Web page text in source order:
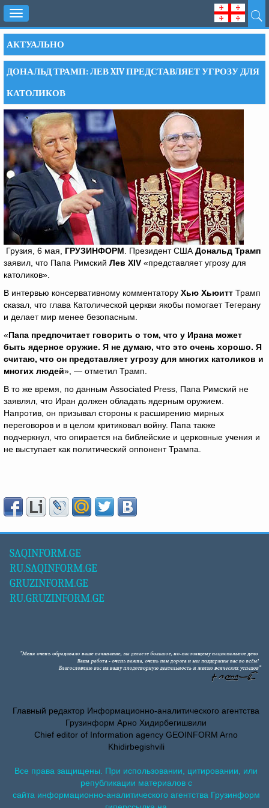
Toggle
navigation
АКТУАЛЬНО
ДОНАЛЬД ТРАМП: ЛЕВ XIV ПРЕДСТАВЛЯЕТ УГРОЗУ ДЛЯ
КАТОЛИКОВ
Грузия, 6 мая, ГРУЗИНФОРМ . Президент США Дональд Трамп
заявил, что Папа Римский Лев XIV «представляет угрозу для
католиков».
В интервью консервативному комментатору Хью Хьюитт Трамп
сказал, что глава Католической церкви якобы помогает Тегерану
и делает мир менее безопасным.
«Папа предпочитает говорить о том, что у Ирана может
быть ядерное оружие. Я не думаю, что это очень хорошо. Я
считаю, что он представляет угрозу для многих католиков и
многих людей», — отметил Трамп.
В то же время, по данным Associated Press, Папа Римский не
заявлял, что Иран должен обладать ядерным оружием.
Напротив, он призывал стороны к расширению мирных
переговоров и в целом критиковал войну. Папа также
подчеркнул, что опирается на библейские и церковные учения и
не выступает как политический оппонент Трампа.
SAQINFORM.GE
RU.SAQINFORM.GE
GRUZINFORM.GE
RU.GRUZINFORM.GE
Главный редактор Информационно-аналитического агентства
Грузинформ Арно Хидирбегишвили
Chief editor of Information agency GEOINFORM Arno
Khidirbegishvili
Все права защищены. При использовании, цитировании, или
републикации материалов с
сайта информационно-аналитического агентства Грузинформ